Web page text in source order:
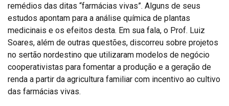
remédios das ditas “farmácias vivas”. Alguns de seus
estudos apontam para a análise química de plantas
medicinais e os efeitos desta. Em sua fala, o Prof. Luiz
Soares, além de outras questões, discorreu sobre projetos
no sertão nordestino que utilizaram modelos de negócio
cooperativistas para fomentar a produção e a geração de
renda a partir da agricultura familiar com incentivo ao cultivo
das farmácias vivas.